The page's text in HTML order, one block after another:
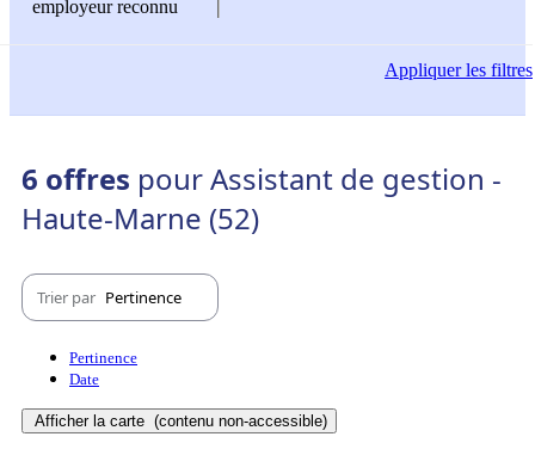
employeur reconnu
Appliquerles filtres
6 offres pour Assistant de gestion -
Haute-Marne (52)
Trier par Pertinence
Pertinence
Date
Afficher la carte (contenu non-accessible)